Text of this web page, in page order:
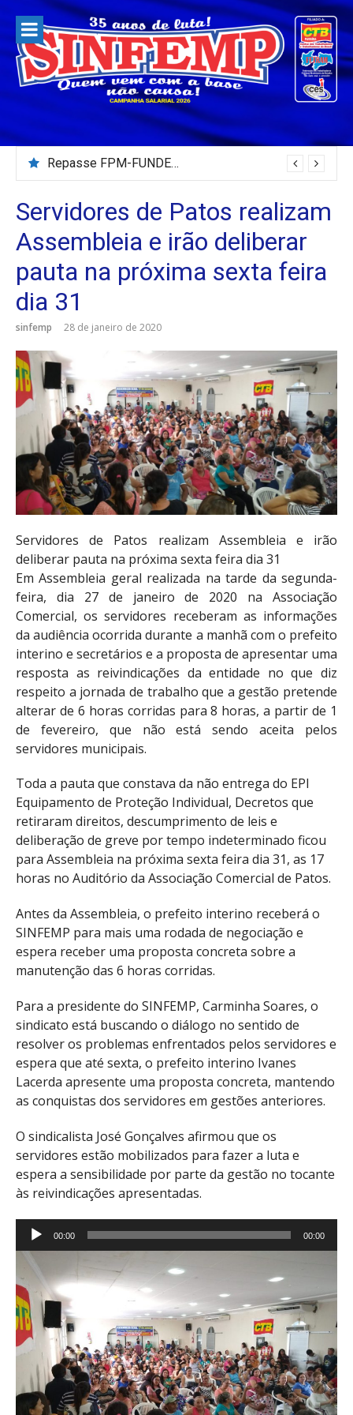
para
conteúdo
Repasse FPM-FUNDEB – Julho/2026
Servidores de Patos realizam
Assembleia e irão deliberar
pauta na próxima sexta feira
dia 31
sinfemp 28 de janeiro de 2020
Servidores de Patos realizam Assembleia e irão
deliberar pauta na próxima sexta feira dia 31
Em Assembleia geral realizada na tarde da segunda-
feira, dia 27 de janeiro de 2020 na Associação
Comercial, os servidores receberam as informações
da audiência ocorrida durante a manhã com o prefeito
interino e secretários e a proposta de apresentar uma
resposta as reivindicações da entidade no que diz
respeito a jornada de trabalho que a gestão pretende
alterar de 6 horas corridas para 8 horas, a partir de 1
de fevereiro, que não está sendo aceita pelos
servidores municipais.
Toda a pauta que constava da não entrega do EPI
Equipamento de Proteção Individual, Decretos que
retiraram direitos, descumprimento de leis e
deliberação de greve por tempo indeterminado ficou
para Assembleia na próxima sexta feira dia 31, as 17
horas no Auditório da Associação Comercial de Patos.
Antes da Assembleia, o prefeito interino receberá o
SINFEMP para mais uma rodada de negociação e
espera receber uma proposta concreta sobre a
manutenção das 6 horas corridas.
Para a presidente do SINFEMP, Carminha Soares, o
sindicato está buscando o diálogo no sentido de
resolver os problemas enfrentados pelos servidores e
espera que até sexta, o prefeito interino Ivanes
Lacerda apresente uma proposta concreta, mantendo
as conquistas dos servidores em gestões anteriores.
O sindicalista José Gonçalves afirmou que os
servidores estão mobilizados para fazer a luta e
espera a sensibilidade por parte da gestão no tocante
às reivindicações apresentadas.
Tocador
de
áudio
00:00 00:00